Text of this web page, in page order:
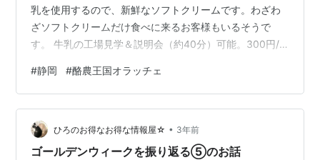
乳を使用するので、新鮮なソフトクリームです。わざわ
ざソフトクリームだけ食べに来るお客様もいるそうで
す。 牛乳の工場見学＆説明会（約40分）可能。300円/
└ グラス窓から見て説明を受ける └ 会議室で説明と動画
を見る └ ブランド名：丹那（たんな） └ 通訳を付けるこ
とが必要 以下の工場もあり、売店で商品も販売する └ チ
ーズ工場（ゴーダチーズ、モッツァレラチーズ、さける
チーズ） └ ビール４種類（内2種類はオーガニックビー
#静岡 #酪農王国オラッチェ
ひろのお得なお得な情報屋☆ • 3年前
ゴールデンウィークを振り返る⑤のお話